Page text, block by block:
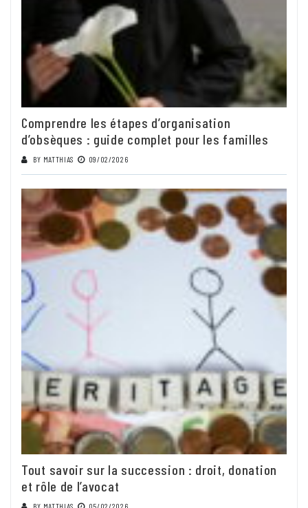
Comprendre les étapes d’organisation
d’obsèques : guide complet pour les familles
BY MATTHIAS 09/02/2026
Tout savoir sur la succession : droit, donation
et rôle de l’avocat
BY MATTHIAS 05/02/2026